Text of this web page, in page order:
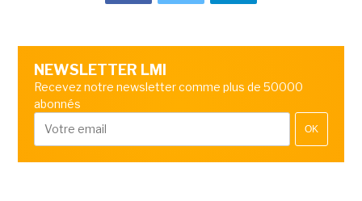
NEWSLETTER LMI
Recevez notre newsletter comme plus de 50000
abonnés
OK